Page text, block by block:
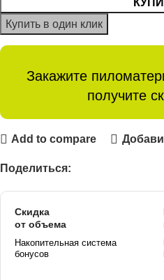
Купить в один клик
Закажите
получите
Add to compare
Поделиться:
Скидка
от объема
Накопительная система
бонусов